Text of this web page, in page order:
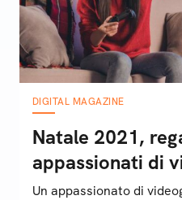
DIGITAL MAGAZINE
Natale 2021,
appassionati di
Un appassionato di